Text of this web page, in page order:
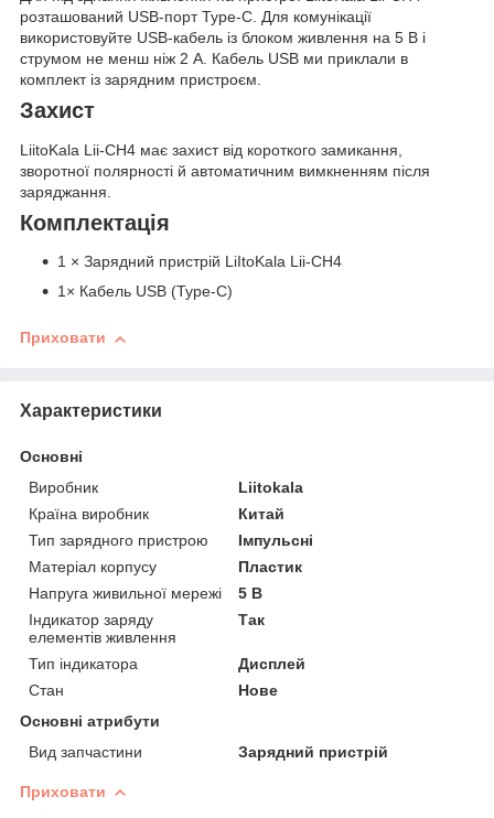
розташований USB-порт Type-C. Для комунікації
використовуйте USB-кабель із блоком живлення на 5 В і
струмом не менш ніж 2 А. Кабель USB ми приклали в
комплект із зарядним пристроєм.
Захист
LiitoKala Lii-CH4 має захист від короткого замикання,
зворотної полярності й автоматичним вимкненням після
заряджання.
Комплектація
1 × Зарядний пристрій LiItoKala Lii-CH4
1× Кабель USB (Type-C)
Приховати
Характеристики
Основні
Виробник
Liitokala
Країна виробник
Китай
Тип зарядного пристрою
Імпульсні
Матеріал корпусу
Пластик
Напруга живильної мережі
5 В
Індикатор заряду
елементів живлення
Так
Тип індикатора
Дисплей
Стан
Нове
Основні атрибути
Вид запчастини
Зарядний пристрій
Приховати